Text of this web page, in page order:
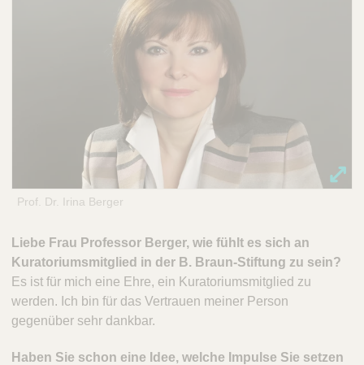
Prof. Dr. Irina Berger
Liebe Frau Professor Berger, wie fühlt es sich an
Kuratoriumsmitglied in der B. Braun-Stiftung zu sein?
Es ist für mich eine Ehre, ein Kuratoriumsmitglied zu
werden. Ich bin für das Vertrauen meiner Person
gegenüber sehr dankbar.
Haben Sie schon eine Idee, welche Impulse Sie setzen